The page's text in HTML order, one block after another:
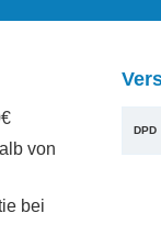
von
bei
DPD